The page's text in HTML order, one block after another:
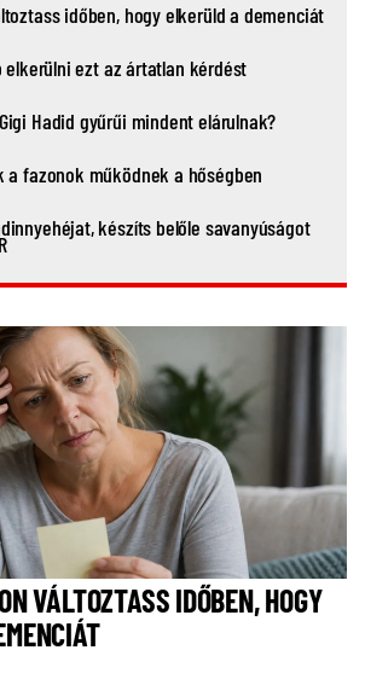
időben, hogy elkerüld a demenciát
ezt az ártatlan kérdést
Hadid gyűrűi mindent elárulnak?
a fazonok működnek a hőségben
készíts belőle savanyúságot
VÁLTOZTASS IDŐBEN, HOGY